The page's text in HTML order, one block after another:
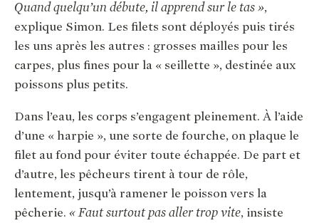
Quand quelqu’un débute, il apprend sur le tas »,
explique Simon. Les filets sont déployés puis tirés
les uns après les autres : grosses mailles pour les
carpes, plus fines pour la « seillette », destinée aux
poissons plus petits.
Dans l’eau, les corps s’engagent pleinement. À l’aide
d’une « harpie », une sorte de fourche, on plaque le
filet au fond pour éviter toute échappée. De part et
d’autre, les pêcheurs tirent à tour de rôle,
lentement, jusqu’à ramener le poisson vers la
pêcherie. « Faut surtout pas aller trop vite, insiste